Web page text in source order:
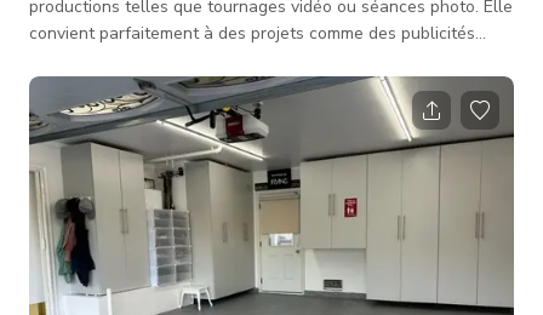
productions telles que tournages vidéo ou séances photo. Elle
convient parfaitement à des projets comme des publicités
et plus encore. Veuillez vérifier auprès de l'hôte la
disponibilité de l'espace. *Le jardin est également accessible
et des toilettes intérieures peuvent être mises à disposition.
**Locations pour productions uniquement, pas d'événements,